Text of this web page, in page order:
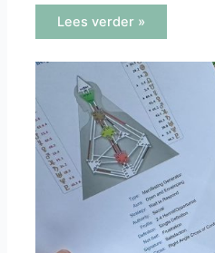
Lees verder »